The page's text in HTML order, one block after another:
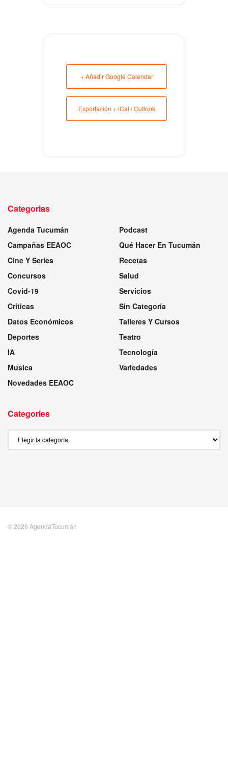
+ Añadir Google Calendar
Exportación + iCal / Outlook
Categorias
Agenda Tucumán
Campañas EEAOC
Cine Y Series
Concursos
Covid-19
Críticas
Datos Económicos
Deportes
IA
Musica
Novedades EEAOC
Podcast
Qué Hacer En Tucumán
Recetas
Salud
Servicios
Sin Categoría
Talleres Y Cursos
Teatro
Tecnología
Variedades
Categories
© 2026 AgendaTucumán